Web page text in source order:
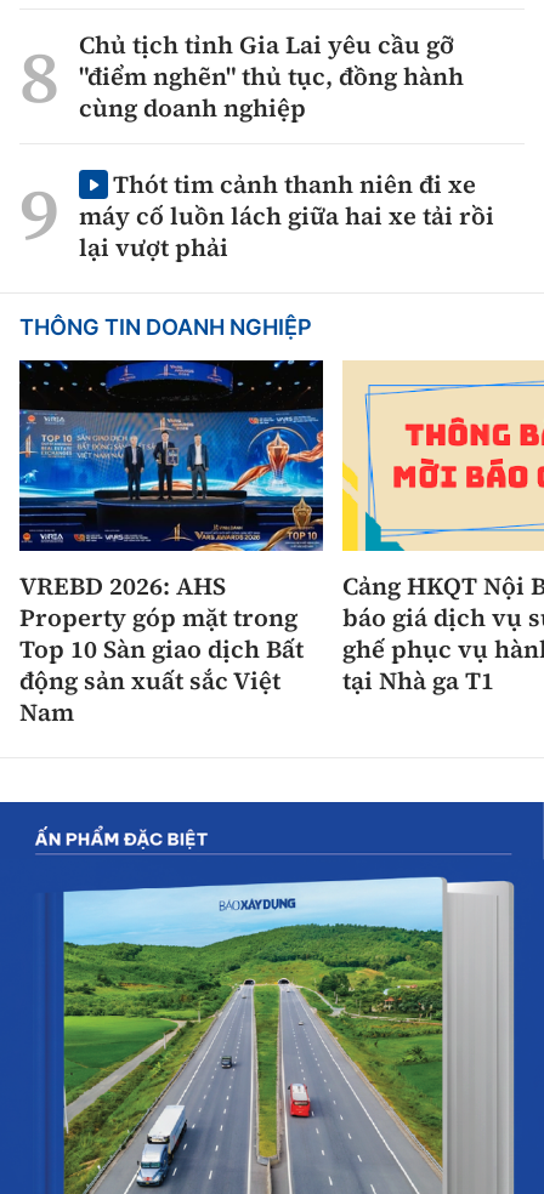
Chủ tịch tỉnh Gia Lai yêu cầu gỡ
"điểm nghẽn" thủ tục, đồng hành
cùng doanh nghiệp
Thót tim cảnh thanh niên đi xe
máy cố luồn lách giữa hai xe tải rồi
lại vượt phải
THÔNG TIN DOANH NGHIỆP
VREBD 2026: AHS
Property góp mặt trong
Top 10 Sàn giao dịch Bất
động sản xuất sắc Việt
Nam
Cảng HKQT Nội
báo giá dịch vụ
ghế phục vụ
tại Nhà ga T1